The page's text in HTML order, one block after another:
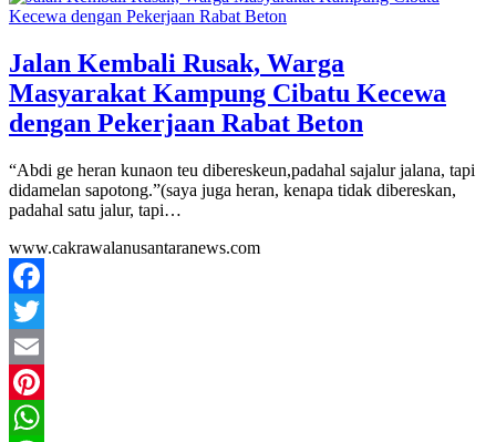
Mail
Share
Jalan Kembali Rusak, Warga
Masyarakat Kampung Cibatu Kecewa
dengan Pekerjaan Rabat Beton
“Abdi ge heran kunaon teu dibereskeun,padahal sajalur jalana, tapi
didamelan sapotong.”(saya juga heran, kenapa tidak dibereskan,
padahal satu jalur, tapi…
www.cakrawalanusantaranews.com
Facebook
Twitter
Email
Pinterest